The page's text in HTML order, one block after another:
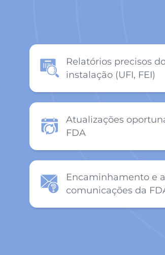
Relatórios precisos
instalação (UFI, FEI)
Atualizações
FDA
Encaminhamento e
comunicações da